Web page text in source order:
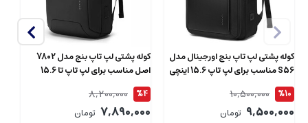
کوله پشتی لپ تاپ بنج اورجینال مدل
S56 مناسب برای لپ تاپ 15.6 اینچی
%10
10,500,000
9,500,000 تومان
کوله پشتی لپ تاپ بنج مدل 7802
اصل مناسب برای لپ تاپ تا 15.6
اینچی
%4
8,200,000
7,890,000 تومان